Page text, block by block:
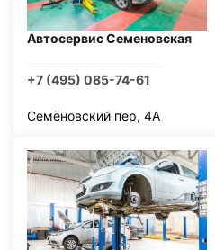
Автосервис Семеновская
+7 (495) 085-74-61
Семёновский пер, 4А